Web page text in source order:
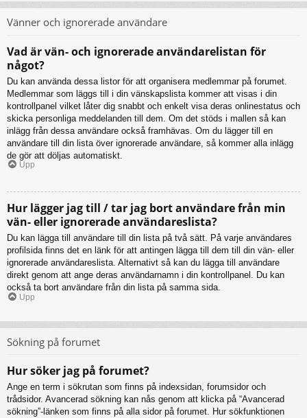
Vänner och ignorerade användare
Vad är vän- och ignorerade användarelistan för
något?
Du kan använda dessa listor för att organisera medlemmar på forumet.
Medlemmar som läggs till i din vänskapslista kommer att visas i din
kontrollpanel vilket låter dig snabbt och enkelt visa deras onlinestatus och
skicka personliga meddelanden till dem. Om det stöds i mallen så kan
inlägg från dessa användare också framhävas. Om du lägger till en
användare till din lista över ignorerade användare, så kommer alla inlägg
de gör att döljas automatiskt.
Upp
Hur lägger jag till / tar jag bort användare från min
vän- eller ignorerade användareslista?
Du kan lägga till användare till din lista på två sätt. På varje användares
profilsida finns det en länk för att antingen lägga till dem till din vän- eller
ignorerade användareslista. Alternativt så kan du lägga till användare
direkt genom att ange deras användarnamn i din kontrollpanel. Du kan
också ta bort användare från din lista på samma sida.
Upp
Sökning på forumet
Hur söker jag på forumet?
Ange en term i sökrutan som finns på indexsidan, forumsidor och
trådsidor. Avancerad sökning kan nås genom att klicka på “Avancerad
sökning”-länken som finns på alla sidor på forumet. Hur sökfunktionen